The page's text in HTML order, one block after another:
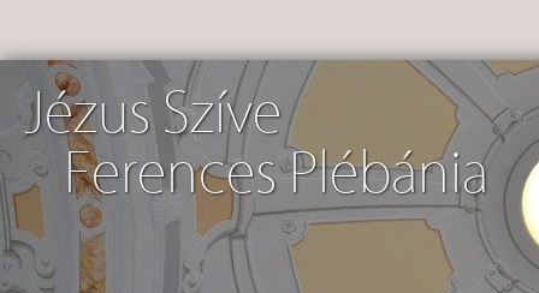
Jézus Szíve
Ferences Plébánia